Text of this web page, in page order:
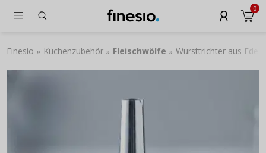
0
Finesio » Küchenzubehör » Fleischwölfe » Wursttrichter aus